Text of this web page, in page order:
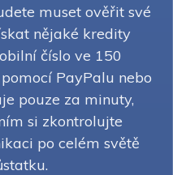
muset ověřit své
nějaké kredity
číslo ve 150
PayPalu nebo
pouze za minuty,
si zkontrolujte
po celém světě